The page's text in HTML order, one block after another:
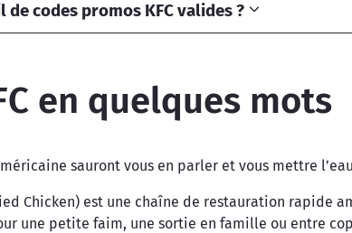
codes promos KFC valides ?
en quelques mots
sauront vous en parler et vous mettre
Chicken) est une chaîne de restauration rapide
une petite faim, une sortie en famille ou entre